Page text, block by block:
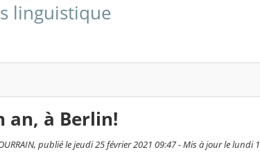
linguistique
an, à Berlin!
publié le jeudi 25 février 2021 09:47 - Mis à jour le lundi